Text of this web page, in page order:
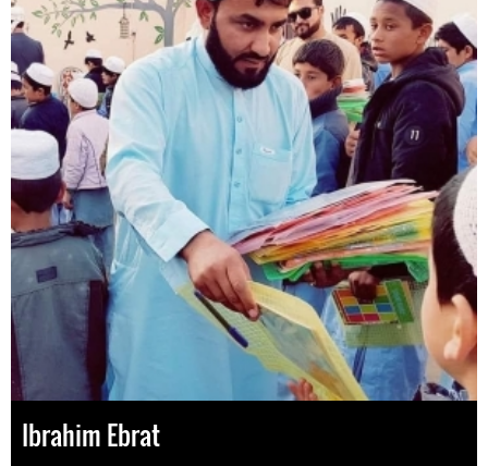
Ibrahim Ebrat